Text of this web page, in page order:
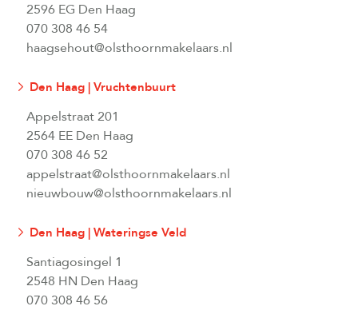
2596 EG Den Haag
070 308 46 54
haagsehout@olsthoornmakelaars.nl
Den Haag | Vruchtenbuurt
Appelstraat 201
2564 EE Den Haag
070 308 46 52
appelstraat@olsthoornmakelaars.nl
nieuwbouw@olsthoornmakelaars.nl
Den Haag | Wateringse Veld
Santiagosingel 1
2548 HN Den Haag
070 308 46 56